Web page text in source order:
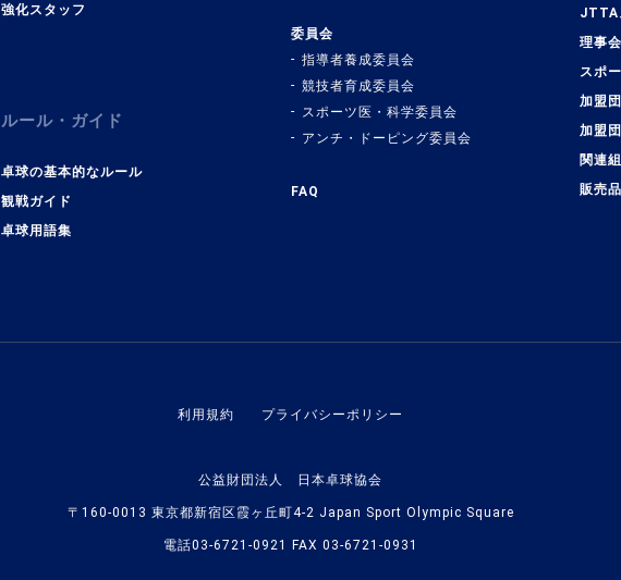
強化スタッフ
ルール・ガイド
卓球の基本的なルール
観戦ガイド
卓球用語集
委員会
指導者養成委員会
競技者育成委員会
スポーツ医・科学委員会
アンチ・ドーピング委員会
FAQ
JTTA
理事
スポ
加盟
加盟
関連
販売
利用規約 プライバシーポリシー
公益財団法人 日本卓球協会
〒160-0013 東京都新宿区霞ヶ丘町4-2 Japan Sport Olympic Square
電話03-6721-0921 FAX 03-6721-0931